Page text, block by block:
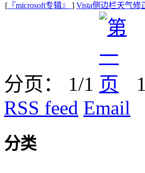
[ 『microsoft专辑』 ] Vista侧边栏天气修
分页： 1/1 1
RSS feed Email
分类